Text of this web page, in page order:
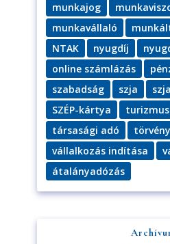
munkajog
munkavállaló
NTAK
nyugdíj
online számlázás
szabadság
szja
SZÉP-kártya
turizmus
társasági adó
törvény
vállalkozás indítása
átalányadózás